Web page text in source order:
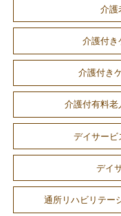
介
介護付
介護付き
介護付有料
デイサー
デイ
通所リハビリテー